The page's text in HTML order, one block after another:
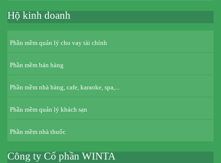
Hộ kinh doanh
Phần mềm quản lý cho vay tài chính
Phần mềm bán hàng
Phần mềm nhà hàng, cafe, karaoke, spa,...
Phần mềm quản lý khách sạn
Phần mềm nhà thuốc
Công ty Cổ phần WINTA